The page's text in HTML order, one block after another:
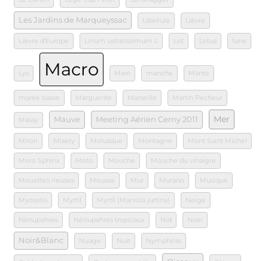
Les Jardins de Marqueyssac Libellule Lièvre
Lièvre d'Europe Linum usitatissimum L Lot Lotus lune
Lys Macro Main manche Mante
marée basse Marguerite Marseille Martin Pecheur
Massy Mauve Meeting Aérien Cerny 2011 Mer
Miroir Misery Molusque Montagne Mont Saint Michel
Moro Sphinx Moto Mouche Mouche du vinaigre
Mouettes rieuses Mousse Mur Murano Musique
Myosotis Myrtil Myrtil (Maniola jurtina) Neige
Nénupahres Nénupahres tropicaux Nid Noel
Noir&Blanc Nuage Nuit Nymphéas